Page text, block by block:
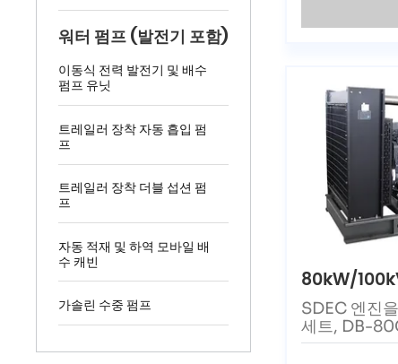
80kW/
SDEC 엔진
세트, DB-
워터 펌프 (발전기 포함)
이동식 전력 발전기 및 배수
펌프 유닛
트레일러 장착 자동 흡입 펌
프
트레일러 장착 더블 섭션 펌
프
자동 적재 및 하역 모바일 배
수 캐빈
가솔린 수중 펌프